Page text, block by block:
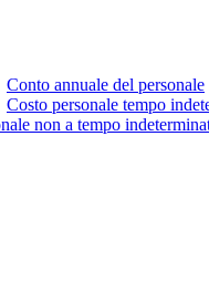
Conto annuale del personale
Costo personale tempo
non a tempo